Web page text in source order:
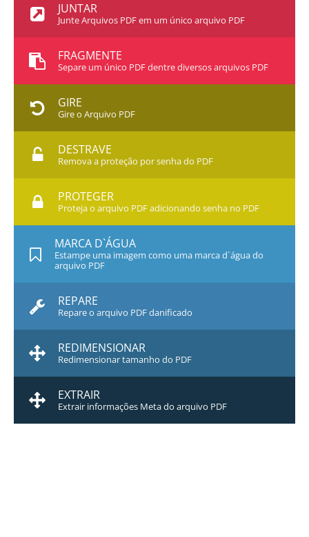
JUNTAR
Junte Arquivos PDF em um único arquivo PDF
FRAGMENTE
Separe um único PDF dentre diversos arquivos PDF
GIRE
Gire o Arquivo PDF
DESTRAVE
Remova a proteção por senha do PDF
PROTEGER
Proteja o arquivo PDF adicionando senha no PDF
MARCA D`ÁGUA
Estampe uma imagem como uma marca d`água do
arquivo PDF
REPARE
Repare o arquivo PDF danificado
REDIMENSIONAR
Redimensionar tamanho do PDF
EXTRAIR
Extrair informações Meta do arquivo PDF